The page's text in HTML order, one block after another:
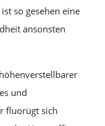
so gesehen eine
ansonsten
und
fluorügt sich